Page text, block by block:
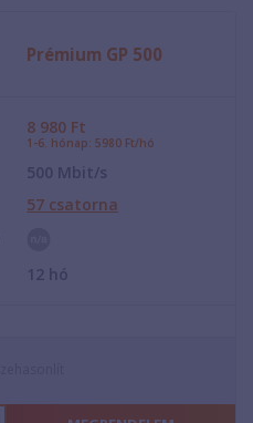
Prémium GP 500
8 980 Ft
1-6. hónap: 5980 Ft/hó
500 Mbit/s
57 csatorna
12 hó